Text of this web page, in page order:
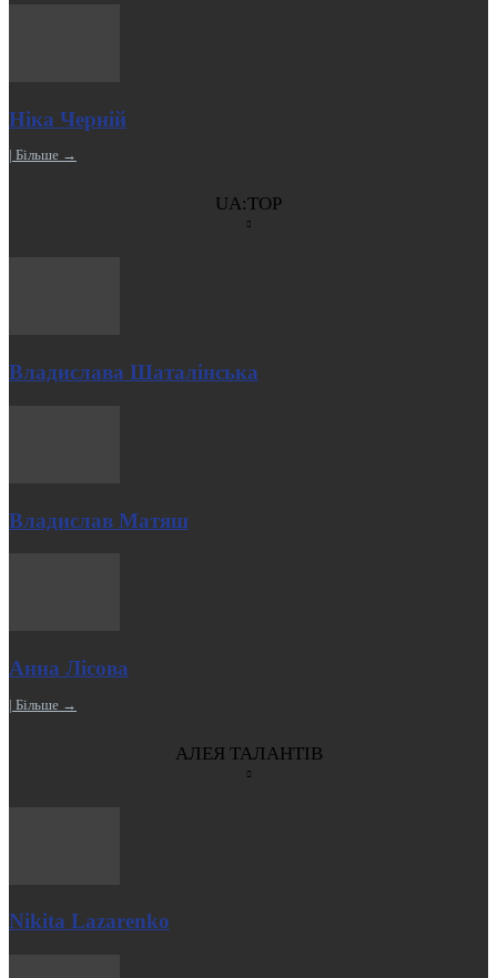
Ніка Черній
| Більше →
UA:TOP
Владислава Шаталінська
Владислав Матяш
Анна Лісова
| Більше →
АЛЕЯ ТАЛАНТІВ
Nikita Lazarenko